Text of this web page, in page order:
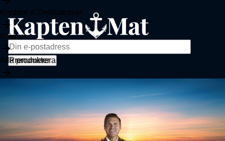
Kryddor & Delikatesser
Kläder
Alla produkter
Kryddor
Kläder